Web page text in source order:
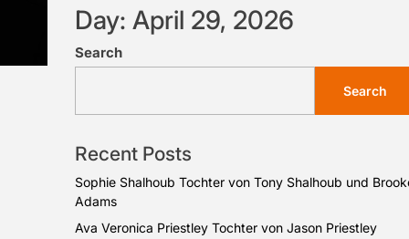
Day: April 29, 2026
Search
Search
Recent Posts
Sophie Shalhoub Tochter von Tony Shalhoub und
Adams
Ava Veronica Priestley Tochter von Jason Priestley